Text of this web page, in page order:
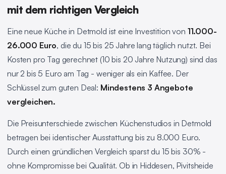
mit dem richtigen Vergleich
Eine neue Küche in Detmold ist eine Investition von 11.000-
26.000 Euro, die du 15 bis 25 Jahre lang täglich nutzt. Bei
Kosten pro Tag gerechnet (10 bis 20 Jahre Nutzung) sind das
nur 2 bis 5 Euro am Tag - weniger als ein Kaffee. Der
Schlüssel zum guten Deal: Mindestens 3 Angebote
vergleichen.
Die Preisunterschiede zwischen Küchenstudios in Detmold
betragen bei identischer Ausstattung bis zu 8.000 Euro.
Durch einen gründlichen Vergleich sparst du 15 bis 30% -
ohne Kompromisse bei Qualität. Ob in Hiddesen, Pivitsheide